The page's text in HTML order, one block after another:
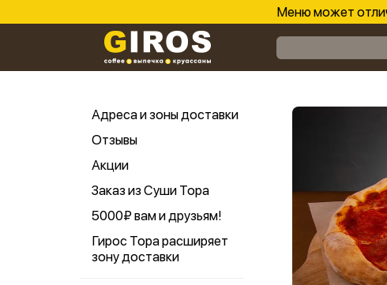
Меню может
Адреса и зоны доставки
Отзывы
Акции
Заказ из Суши Тора
5000₽ вам и друзьям!
Гирос Тора расширяет
зону доставки